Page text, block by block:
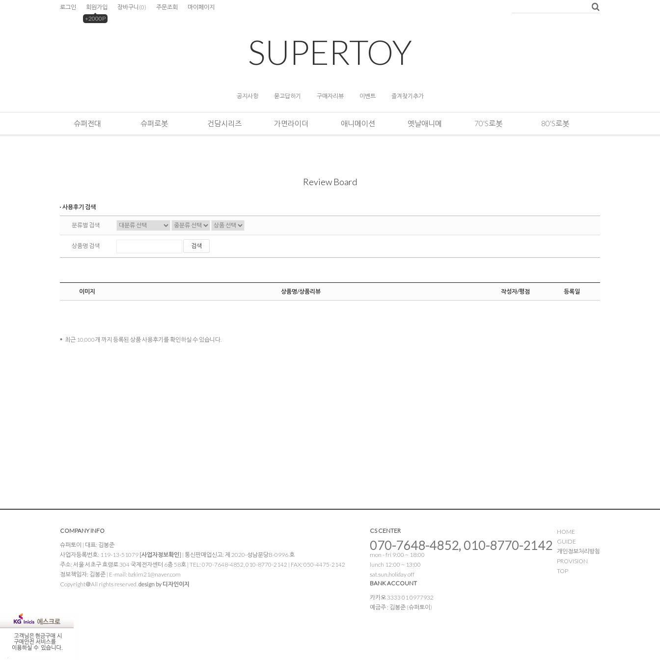
로그인
회원가입
+2000P
장바구니 (0) 주문조회 마이페이지
SUPERTOY
공지사항 묻고답하기 구매자리뷰 이벤트 즐겨찾기추가
슈퍼전대 슈퍼로봇 건담시리즈 가면라이더 애니메이션 옛날애니메 70'S로봇 80'S로봇
Review Board
사용후기 검색
분류별 검색
상품명 검색 검색
이미지 상품명/상품리뷰 작성자/평점 등록일
최근 10,000개 까지 등록된 상품 사용후기를 확인하실 수 있습니다.
COMPANY INFO
슈퍼토이 | 대표: 김봉준
사업자등록번호: 119-13-51079 [사업자정보확인] | 통신판매업신고: 제 2020-성남분당B-0996 호
주소: 서울 서초구 효령로 304 국제전자센터 6층 58호 | TEL: 070-7648-4852, 010-8770-2142 | FAX: 050-4475-2142
정보책임자: 김봉준 | E-mail: bzkim21@naver.com
Copyright＠All rights reserved.design by 디자인이지
CS CENTER
070-7648-4852, 010-8770-2142
mon - fri 9:00 ~ 18:00
lunch 12:00 ~ 13:00
sat.sun.holiday off
BANK ACCOUNT
카카오 3333 01 0977932
예금주 : 김봉준 (슈퍼토이)
HOME
GUIDE
개인정보처리방침
PROVISION
TOP